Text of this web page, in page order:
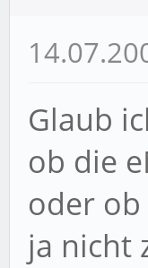
Glaub
ob die
oder
ja nicht